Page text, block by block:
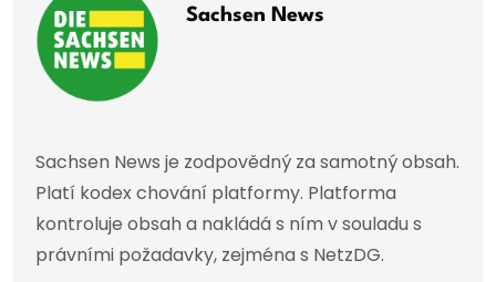
Sachsen News
Sachsen News je zodpovědný za samotný obsah.
Platí kodex chování platformy. Platforma
kontroluje obsah a nakládá s ním v souladu s
právními požadavky, zejména s NetzDG.